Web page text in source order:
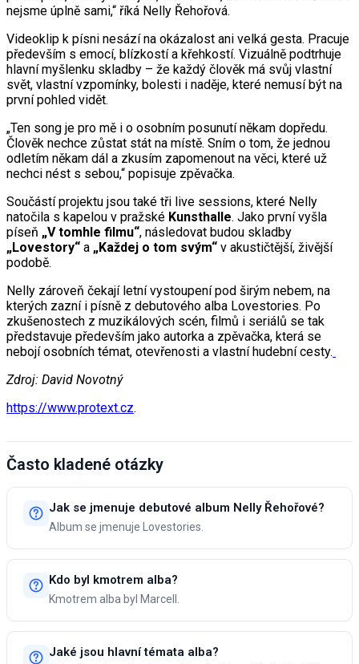
nejsme úplně sami,“ říká Nelly Řehořová.
Videoklip k písni nesází na okázalost ani velká gesta. Pracuje
především s emocí, blízkostí a křehkostí. Vizuálně podtrhuje
hlavní myšlenku skladby – že každý člověk má svůj vlastní
svět, vlastní vzpomínky, bolesti i naděje, které nemusí být na
první pohled vidět.
„Ten song je pro mě i o osobním posunutí někam dopředu.
Člověk nechce zůstat stát na místě. Sním o tom, že jednou
odletím někam dál a zkusím zapomenout na věci, které už
nechci nést s sebou,“ popisuje zpěvačka.
Součástí projektu jsou také tři live sessions, které Nelly
natočila s kapelou v pražské Kunsthalle. Jako první vyšla
píseň „V tomhle filmu“, následovat budou skladby
„Lovestory“ a „Každej o tom svým“ v akustičtější, živější
podobě.
Nelly zároveň čekají letní vystoupení pod širým nebem, na
kterých zazní i písně z debutového alba Lovestories. Po
zkušenostech z muzikálových scén, filmů i seriálů se tak
představuje především jako autorka a zpěvačka, která se
nebojí osobních témat, otevřenosti a vlastní hudební cesty.
Zdroj: David Novotný
https://www.protext.cz.
Často kladené otázky
Jak se jmenuje debutové album Nelly Řehořové?
Album se jmenuje Lovestories.
Kdo byl kmotrem alba?
Kmotrem alba byl Marcell.
Jaké jsou hlavní témata alba?